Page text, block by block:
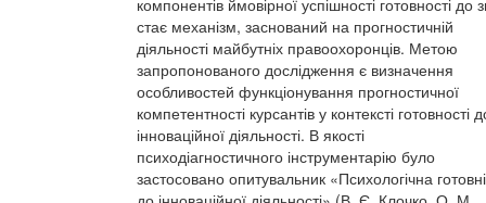
компонентів ймовірної успішності готовності до
стає механізм, заснований на прогностичній
діяльності майбутніх правоохоронців. Метою
запропонованого дослідження є визначення
особливостей функціонування прогностичної
компетентності курсантів у контексті готовності
інноваційної діяльності. В якості
психодіагностичного інструментарію було
застосовано опитувальник «Психологічна